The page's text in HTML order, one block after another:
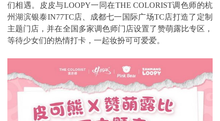
们相遇。皮皮与LOOPY一同在THE COLORIST调色师的杭
州湖滨银泰IN77TC店、成都七一国际广场TC店打造了定制
主题门店，并在全国多家调色师门店设置了赞萌露比专区，
等待少女们的热情打卡，一起妆扮可可爱爱。